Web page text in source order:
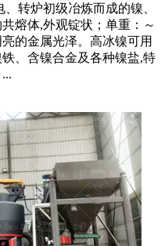
转炉初级冶炼而成的镍、
熔体,外观锭状；单重：～
的金属光泽。高冰镍可用
、含镍合金及各种镍盐,特